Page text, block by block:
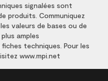
signalées sont
produits. Communiquez
valeurs de bases ou de
amples
techniques. Pour les
www.mpi.net